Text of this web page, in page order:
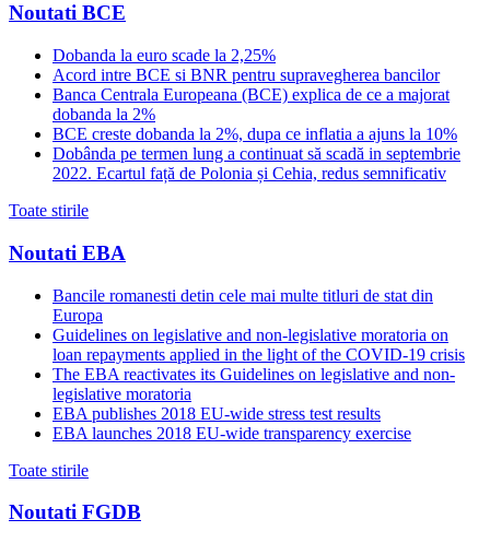
Noutati BCE
Dobanda la euro scade la 2,25%
Acord intre BCE si BNR pentru supravegherea bancilor
Banca Centrala Europeana (BCE) explica de ce a majorat
dobanda la 2%
BCE creste dobanda la 2%, dupa ce inflatia a ajuns la 10%
Dobânda pe termen lung a continuat să scadă in septembrie
2022. Ecartul față de Polonia și Cehia, redus semnificativ
Toate stirile
Noutati EBA
Bancile romanesti detin cele mai multe titluri de stat din
Europa
Guidelines on legislative and non-legislative moratoria on
loan repayments applied in the light of the COVID-19 crisis
The EBA reactivates its Guidelines on legislative and non-
legislative moratoria
EBA publishes 2018 EU-wide stress test results
EBA launches 2018 EU-wide transparency exercise
Toate stirile
Noutati FGDB